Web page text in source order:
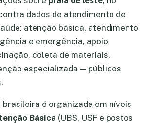
dados de atendimento de
atenção básica, atendimento
e emergência, apoio
coleta de materiais,
especializada — públicos
brasileira é organizada em níveis
Básica (UBS, USF e postos